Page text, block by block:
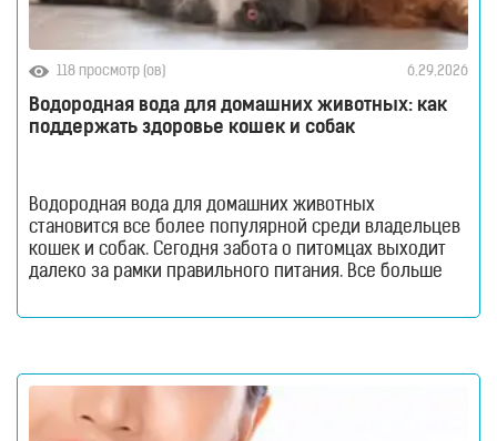
118 просмотр (ов) 6.29.2026
Водородная вода для домашних животных: как
поддержать здоровье кошек и собак
Водородная вода для домашних животных
становится все более популярной среди владельцев
кошек и собак. Сегодня забота о питомцах выходит
далеко за рамки правильного питания. Все больше
именно она участвует во всех жизненно важных
животные ежедневно сталкиваются с воздействием